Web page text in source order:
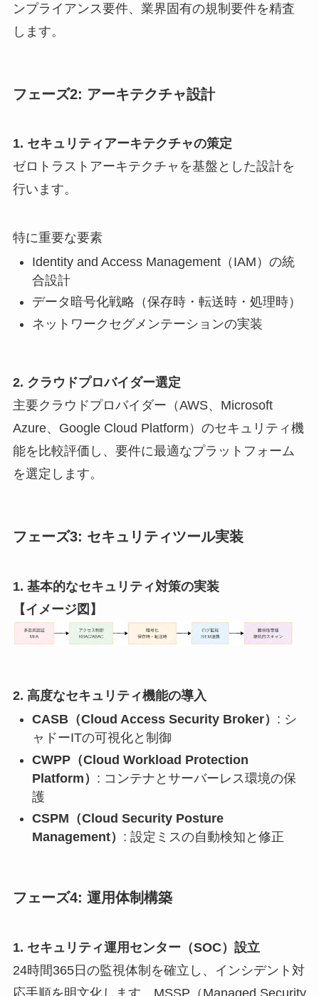
ンプライアンス要件、業界固有の規制要件を精査
します。
フェーズ2: アーキテクチャ設計
1. セキュリティアーキテクチャの策定
ゼロトラストアーキテクチャを基盤とした設計を
行います。
特に重要な要素
Identity and Access Management（IAM）の統
合設計
データ暗号化戦略（保存時・転送時・処理時）
ネットワークセグメンテーションの実装
2. クラウドプロバイダー選定
主要クラウドプロバイダー（AWS、Microsoft
Azure、Google Cloud Platform）のセキュリティ機
能を比較評価し、要件に最適なプラットフォーム
を選定します。
フェーズ3: セキュリティツール実装
1. 基本的なセキュリティ対策の実装
【イメージ図】
2. 高度なセキュリティ機能の導入
CASB（Cloud Access Security Broker） : シ
ャドーITの可視化と制御
CWPP（Cloud Workload Protection
Platform） : コンテナとサーバーレス環境の保
護
CSPM（Cloud Security Posture
Management） : 設定ミスの自動検知と修正
フェーズ4: 運用体制構築
1. セキュリティ運用センター（SOC）設立
24時間365日の監視体制を確立し、インシデント対
応手順を明文化します。MSSP（Managed Security